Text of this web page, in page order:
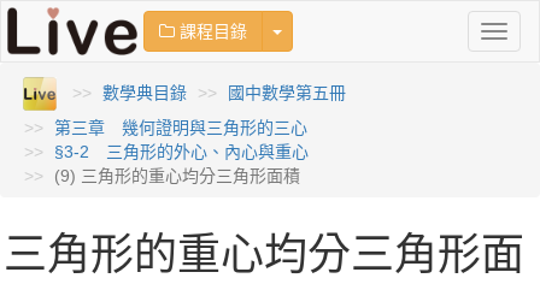
課程目錄 Toggle Dropdown
數學典目錄
國中數學第五冊
第三章 幾何證明與三角形的三心
§3-2 三角形的外心、內心與重心
(9) 三角形的重心均分三角形面積
三角形的重心均分三角形面